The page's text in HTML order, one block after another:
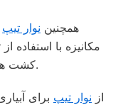
همچنین نوار تیپ
مکانیزه با استفاده
کشت های متراکم و ردیفی بسیار مناسب است.
از نوار تیپ برای